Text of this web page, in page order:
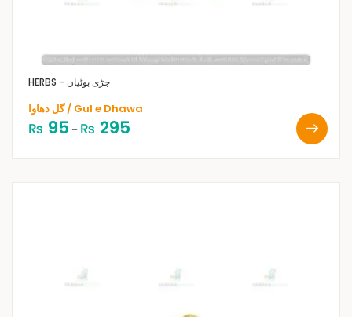
HERBS - جڑی بوٹیاں
گل دھاوا / Gul e Dhawa
₨ 95 – ₨ 295